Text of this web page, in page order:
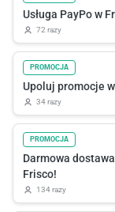
Usługa PayPo w
72 razy
PROMOCJA
Upoluj promocje
34 razy
PROMOCJA
Darmowa
Frisco!
134 razy